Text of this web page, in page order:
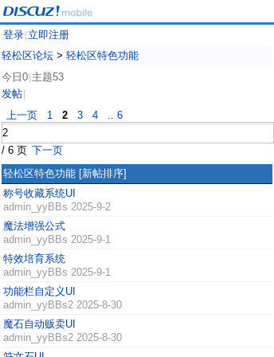
登录 立即注册
轻松区论坛 > 轻松区特色功能
今日0 主题53
发帖
上一页 1 2 3 4 .. 6
/ 6 页 下一页
轻松区特色功能 [新帖排序]
称号收藏系统UI
admin_yyBBs 2025-9-2
魔法增强公式
admin_yyBBs 2025-9-1
特效培育系统
admin_yyBBs 2025-9-1
功能栏自定义UI
admin_yyBBs2 2025-8-30
魔石自动贩卖UI
admin_yyBBs2 2025-8-30